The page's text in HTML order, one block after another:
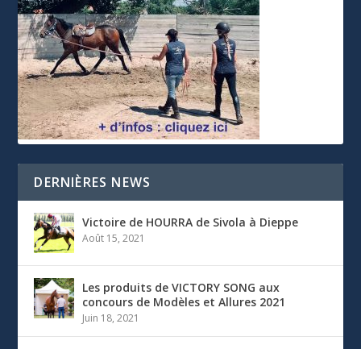
DERNIÈRES NEWS
Victoire de HOURRA de Sivola à Dieppe
Août 15, 2021
Les produits de VICTORY SONG aux
concours de Modèles et Allures 2021
Juin 18, 2021